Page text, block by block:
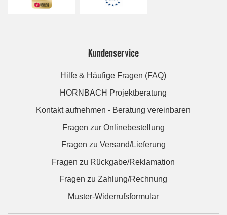
Kundenservice
Hilfe & Häufige Fragen (FAQ)
HORNBACH Projektberatung
Kontakt aufnehmen - Beratung vereinbaren
Fragen zur Onlinebestellung
Fragen zu Versand/Lieferung
Fragen zu Rückgabe/Reklamation
Fragen zu Zahlung/Rechnung
Muster-Widerrufsformular